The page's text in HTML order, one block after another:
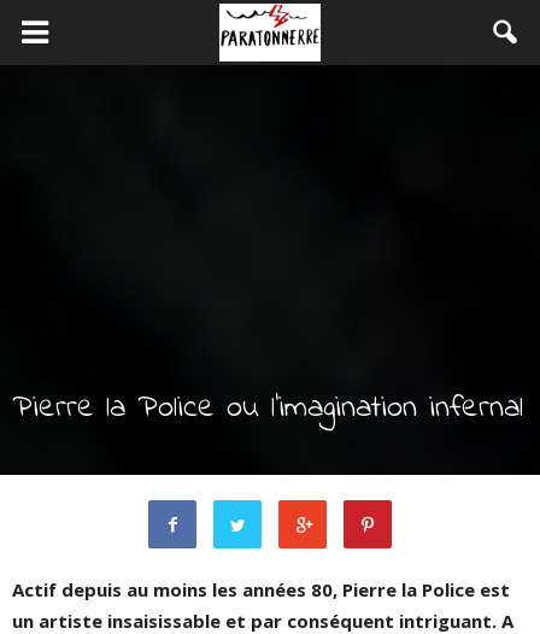
Pierre la Police ou l’imagination infernal
Actif depuis au moins les années 80, Pierre la Police est
un artiste insaisissable et par conséquent intriguant. A